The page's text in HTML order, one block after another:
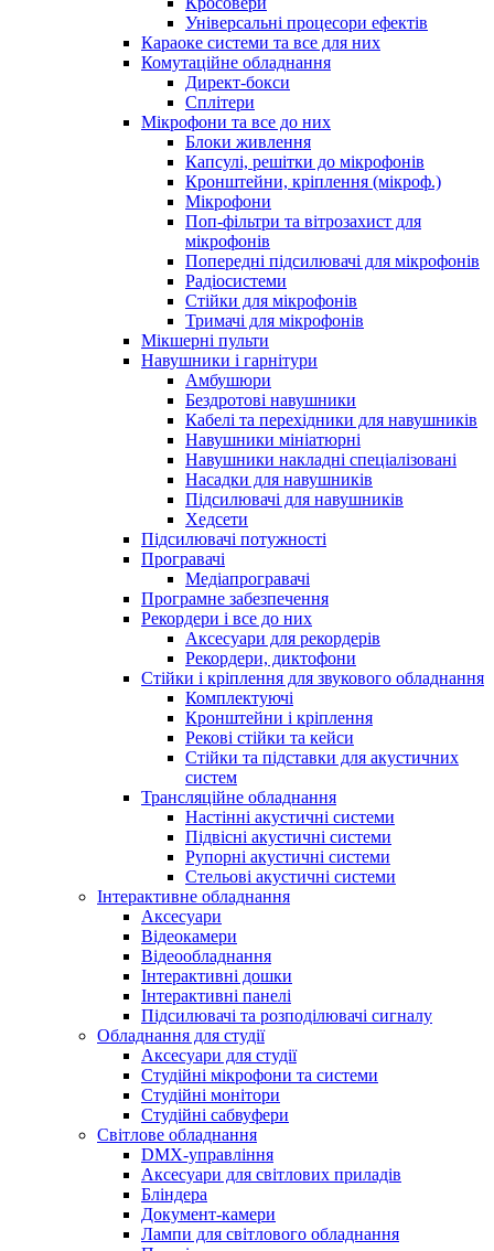
Універсальні процесори ефектів
Караоке системи та все для них
Комутаційне обладнання
Директ-бокси
Сплітери
Мікрофони та все до них
Блоки живлення
Капсулі, решітки до мікрофонів
Кронштейни, кріплення (мікроф.)
Мікрофони
Поп-фільтри та вітрозахист для
мікрофонів
Попередні підсилювачі для мікрофонів
Радіосистеми
Стійки для мікрофонів
Тримачі для мікрофонів
Мікшерні пульти
Навушники і гарнітури
Амбушюри
Бездротові навушники
Кабелі та перехідники для навушників
Навушники мініатюрні
Навушники накладні спеціалізовані
Насадки для навушників
Підсилювачі для навушників
Хедсети
Підсилювачі потужності
Програвачі
Медіапрогравачі
Програмне забезпечення
Рекордери і все до них
Аксесуари для рекордерів
Рекордери, диктофони
Стійки і кріплення для звукового обладнання
Комплектуючі
Кронштейни і кріплення
Рекові стійки та кейси
Стійки та підставки для акустичних
систем
Трансляційне обладнання
Настінні акустичні системи
Підвісні акустичні системи
Рупорні акустичні системи
Стельові акустичні системи
Інтерактивне обладнання
Аксесуари
Відеокамери
Відеообладнання
Інтерактивні дошки
Інтерактивні панелі
Підсилювачі та розподілювачі сигналу
Обладнання для студії
Аксесуари для студії
Студійні мікрофони та системи
Студійні монітори
Студійні сабвуфери
Світлове обладнання
DMX-управління
Аксесуари для світлових приладів
Бліндера
Документ-камери
Лампи для світлового обладнання